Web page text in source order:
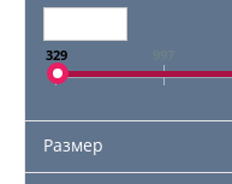
329
Размер